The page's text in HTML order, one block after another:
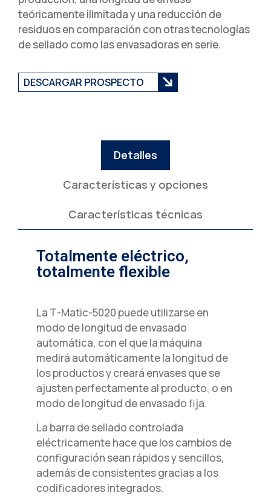
teóricamente ilimitada y una reducción de
residuos en comparación con otras tecnologías
de sellado como las envasadoras en serie.
DESCARGAR PROSPECTO
Detalles
Características y opciones
Características técnicas
Totalmente eléctrico,
totalmente flexible
La T-Matic-5020 puede utilizarse en
modo de longitud de envasado
automática, con el que la máquina
medirá automáticamente la longitud de
los productos y creará envases que se
ajusten perfectamente al producto, o en
modo de longitud de envasado fija.
La barra de sellado controlada
eléctricamente hace que los cambios de
configuración sean rápidos y sencillos,
además de consistentes gracias a los
codificadores integrados.